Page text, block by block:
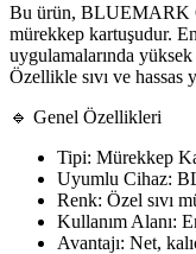
Bu ürün, BLUEMARK
mürekkep kartuşudur.
uygulamalarında yüksek
Özellikle sıvı ve
🔹 Genel Özellikleri
Tipi: Mürekkep
Uyumlu Cihaz:
Renk: Özel sıvı
Kullanım Alanı:
Avantajı: Net,